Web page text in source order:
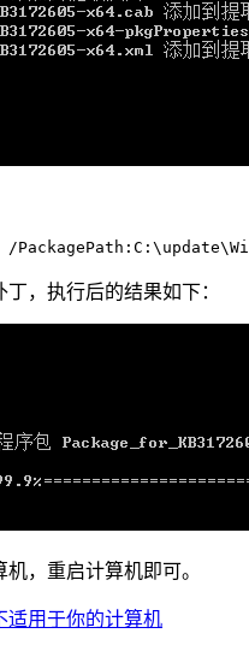
，执行后的结果如下：
，重启计算机即可。
适用于你的计算机